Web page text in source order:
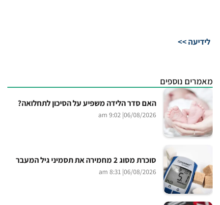
לידיעה >>
מאמרים נוספים
האם סדר הלידה משפיע על הסיכון לתחלואה?
06/08/2026
| 9:02 am
סוכרת מסוג 2 מחמירה את תסמיני גיל המעבר
06/08/2026
| 8:31 am